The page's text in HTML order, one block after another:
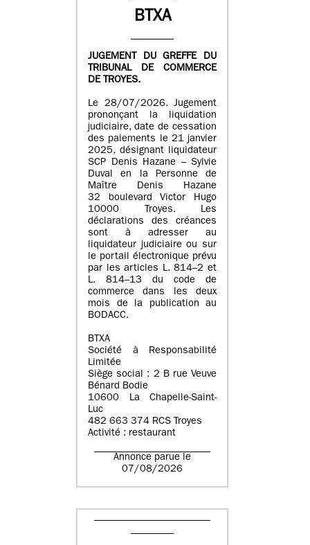
BTXA
JUGEMENT DU GREFFE DU
TRIBUNAL DE COMMERCE
DE TROYES.
Le 28/07/2026. Jugement
prononçant la liquidation
judiciaire, date de cessation
des paiements le 21 janvier
2025, désignant liquidateur
SCP Denis Hazane – Sylvie
Duval en la Personne de
Maître Denis Hazane
32 boulevard Victor Hugo
10000 Troyes. Les
déclarations des créances
sont à adresser au
liquidateur judiciaire ou sur
le portail électronique prévu
par les articles L. 814–2 et
L. 814–13 du code de
commerce dans les deux
mois de la publication au
BODACC.
BTXA
Société à Responsabilité
Limitée
Siège social : 2 B rue Veuve
Bénard Bodie
10600 La Chapelle-Saint-
Luc
482 663 374 RCS Troyes
Activité : restaurant
Annonce parue le
07/08/2026